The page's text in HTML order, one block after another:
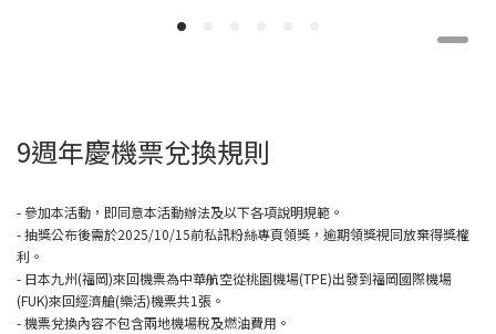
9週年慶機票兌換規則
- 參加本活動，即同意本活動辦法及以下各項說明規範。
- 抽獎公布後需於2025/10/15前私訊粉絲專頁領獎，逾期領獎視同放棄得獎權
利。
- 日本九州(福岡)來回機票為中華航空從桃園機場(TPE)出發到福岡國際機場
(FUK)來回經濟艙(樂活)機票共1張。
- 機票兌換內容不包含兩地機場稅及燃油費用。